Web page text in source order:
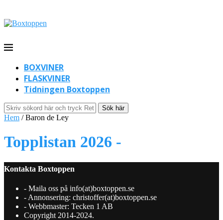
BOXVINER
FLASKVINER
Tidningen Boxtoppen
Sök här
Hem /Baron de Ley
Topplistan 2026 -
Kontakta Boxtoppen
- Maila oss på info(at)boxtoppen.se
- Annonsering: christoffer(at)boxtoppen.se
- Webbmaster: Tecken 1 AB
Copyright 2014-2024.